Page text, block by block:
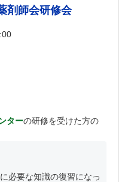
剤師会研修会
ターの研修を受けた方の
必要な知識の復習になっ